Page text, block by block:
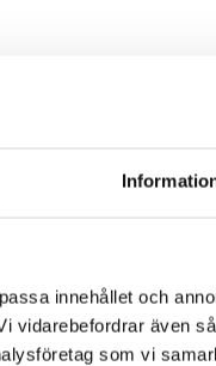
innehållet och
vidarebefordrar även
som vi